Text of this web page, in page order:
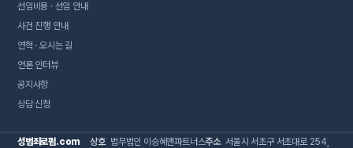
선임비용 · 선임 안내
사건 진행 안내
연혁 · 오시는 길
언론 인터뷰
공지사항
상담 신청
성범죄로펌.com 상호 법무법인 이승혜앤파트너스주소 서울시 서초구 서초대로 254,